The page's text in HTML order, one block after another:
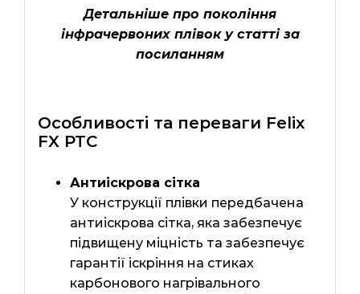
Детальніше про покоління
інфрачервоних плівок у статті за
посиланням
Особливості та переваги Felix
FX PTC
Антиіскрова сітка
У конструкції плівки передбачена
антиіскрова сітка, яка забезпечує
підвищену міцність та забезпечує
гарантії іскріння на стиках
карбонового нагрівального